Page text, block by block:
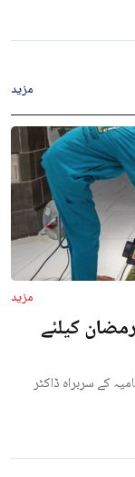
مزید
مزید
کیلئے
کے سربراہ ڈاکٹر